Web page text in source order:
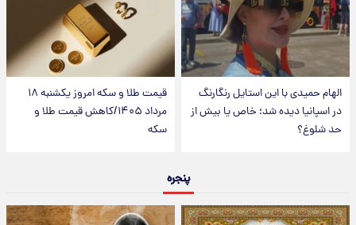
الهام حمیدی با این استایل رنگارنگ
در اسپانیا دیده شد؛ خاص یا بیش از
حد شلوغ؟
قیمت طلا و سکه امروز یکشنبه ۱۸
مرداد ۱۴۰۵/کاهش قیمت طلا و
سکه
پنجره